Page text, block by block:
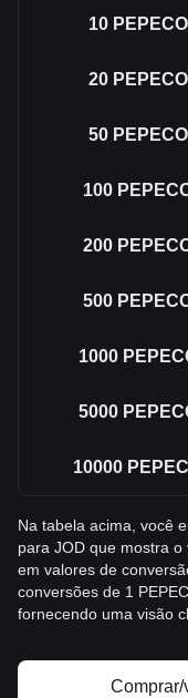
10
20
50
100
200
500
1000
5000
10000
Na tabela acima, você
para JOD que mostra
em valores de
conversões de 1
fornecendo uma visão